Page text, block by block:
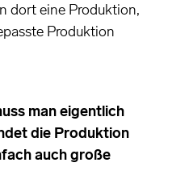
dort eine Produktion,
Produktion
man eigentlich
die Produktion
auch große